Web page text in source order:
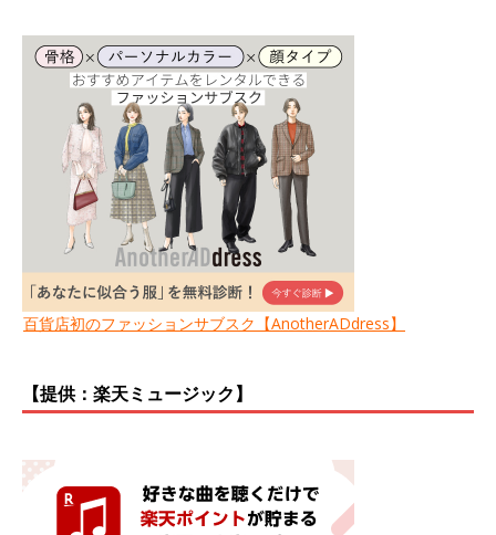
百貨店初のファッションサブスク【AnotherADdress】
【提供：楽天ミュージック】